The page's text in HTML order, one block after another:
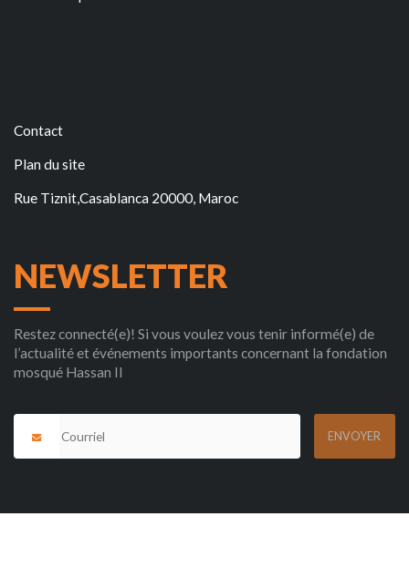
Contact
Plan du site
Rue Tiznit,Casablanca 20000, Maroc
NEWSLETTER
Restez connecté(e)! Si vous voulez vous tenir informé(e) de
l’actualité et événements importants concernant la fondation
mosqué Hassan II